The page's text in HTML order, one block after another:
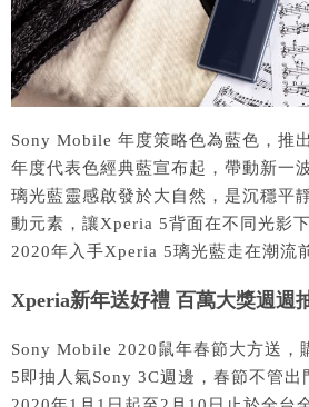
Sony Mobile 年度策略色為藍色，推
年度代表色經典藍宣布起，帶動新一
璃光藍靈感啟發於大自然，是沉穩平
動元素，讓Xperia 5背面在不同光影
2020年入手Xperia 5璃光藍走在潮流
Xperia新年送好禮 百萬大獎週週
Sony Mobile 2020鼠年春節大方送，
5即抽人氣Sony 3C週邊，春節不管出